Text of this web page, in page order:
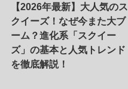
【2026年最新】大人気のス
クイーズ！なぜ今また大ブ
ーム？進化系「スクイー
ズ」の基本と人気トレンド
を徹底解説！